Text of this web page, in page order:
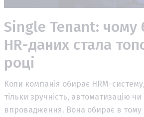
Single Tenant: чому
HR-даних стала
році
Коли компанія обирає HRM-
тільки зручність, автоматизацію
впровадження. Вона обирає в тому